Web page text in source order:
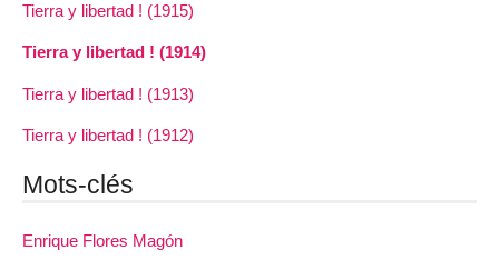
Tierra y libertad ! (1915)
Tierra y libertad ! (1914)
Tierra y libertad ! (1913)
Tierra y libertad ! (1912)
Mots-clés
Enrique Flores Magón